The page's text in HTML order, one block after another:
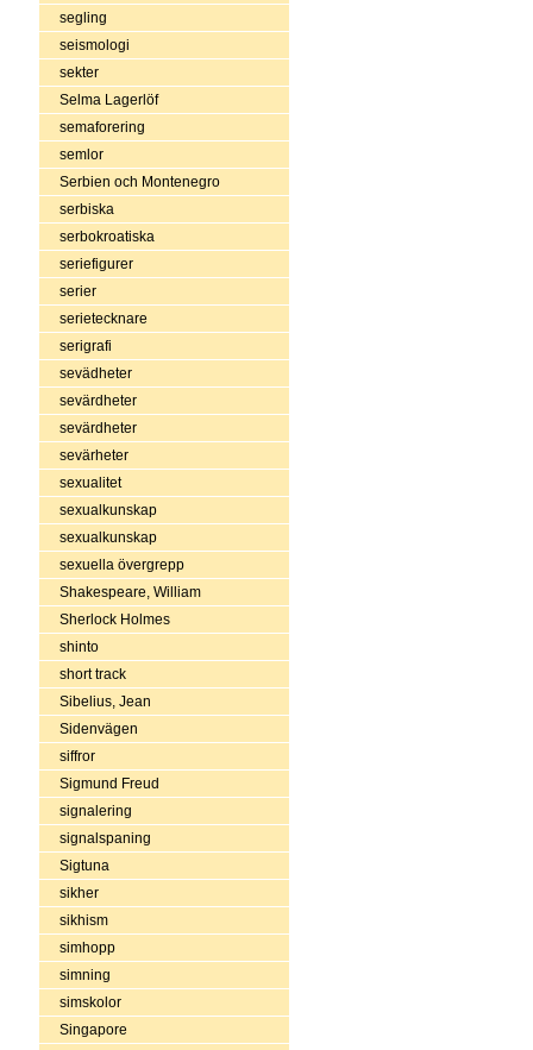
segling
seismologi
sekter
Selma Lagerlöf
semaforering
semlor
Serbien och Montenegro
serbiska
serbokroatiska
seriefigurer
serier
serietecknare
serigrafi
sevädheter
sevärdheter
sevärdheter
sevärheter
sexualitet
sexualkunskap
sexualkunskap
sexuella övergrepp
Shakespeare, William
Sherlock Holmes
shinto
short track
Sibelius, Jean
Sidenvägen
siffror
Sigmund Freud
signalering
signalspaning
Sigtuna
sikher
sikhism
simhopp
simning
simskolor
Singapore